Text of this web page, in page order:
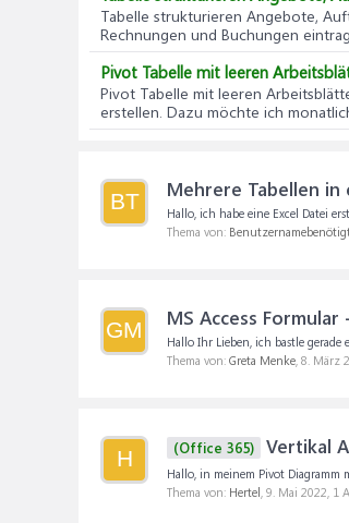
Tabelle strukturieren Angebote,
Rechnungen und Buchungen
Pivot Tabelle mit leeren
Pivot Tabelle mit leeren
erstellen. Dazu möchte ich
BT Mehrere Tabellen in
Hallo, ich habe eine Excel Datei
Thema von:
GM MS Access
Hallo Ihr Lieben, ich bastle
Thema von: Greta Menke, 8. März
H (Office 365) Vertikal
Hallo, in meinem Pivot Diagramm
Thema von: Hertel, 9. Mai 2022, 1